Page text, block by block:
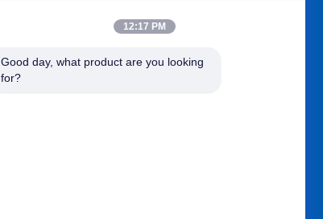
VIND ONS OP
12:17 PM
Good day, what product are you looking
for?